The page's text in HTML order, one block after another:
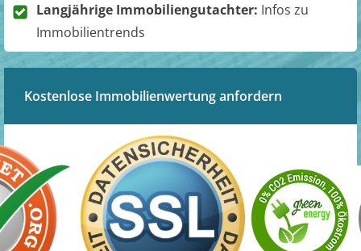
Langjährige Immobiliengutachter: Infos zu
Immobilientrends
Kostenlose Immobilienwertung anfordern